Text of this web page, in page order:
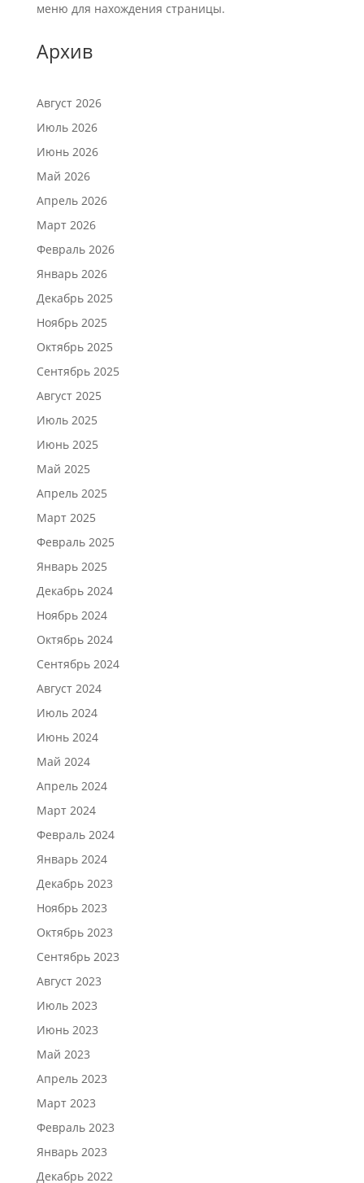
меню для нахождения страницы.
Архив
Август 2026
Июль 2026
Июнь 2026
Май 2026
Апрель 2026
Март 2026
Февраль 2026
Январь 2026
Декабрь 2025
Ноябрь 2025
Октябрь 2025
Сентябрь 2025
Август 2025
Июль 2025
Июнь 2025
Май 2025
Апрель 2025
Март 2025
Февраль 2025
Январь 2025
Декабрь 2024
Ноябрь 2024
Октябрь 2024
Сентябрь 2024
Август 2024
Июль 2024
Июнь 2024
Май 2024
Апрель 2024
Март 2024
Февраль 2024
Январь 2024
Декабрь 2023
Ноябрь 2023
Октябрь 2023
Сентябрь 2023
Август 2023
Июль 2023
Июнь 2023
Май 2023
Апрель 2023
Март 2023
Февраль 2023
Январь 2023
Декабрь 2022